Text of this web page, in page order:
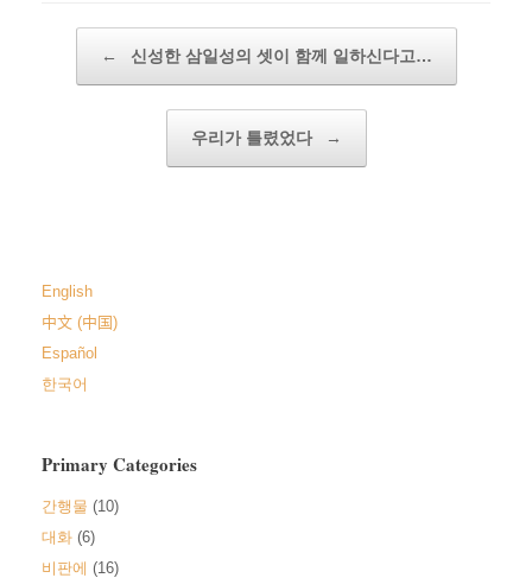
← 신성한 삼일성의 셋이 함께 일하신다고…
우리가 틀렸었다 →
English
中文 (中国)
Español
한국어
Primary Categories
간행물 (10)
대화 (6)
비판에 (16)